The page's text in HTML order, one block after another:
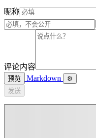
昵称
评论内容
预览 Markdown
⚙
发送